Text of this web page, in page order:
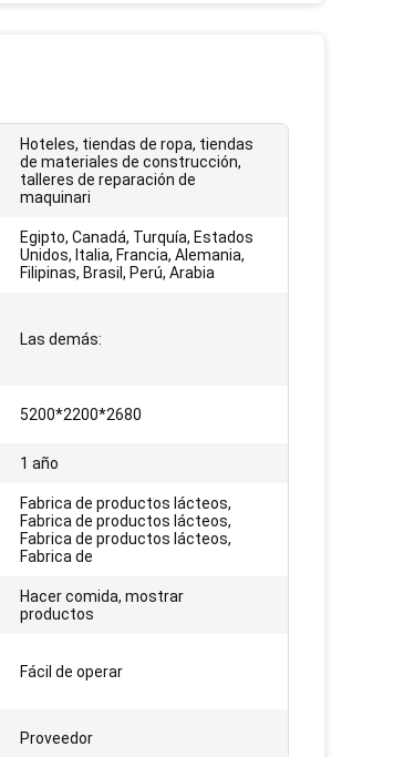
Hoteles, tiendas de ropa, tiendas
de materiales de construcción,
talleres de reparación de
maquinari
Egipto, Canadá, Turquía, Estados
Unidos, Italia, Francia, Alemania,
Filipinas, Brasil, Perú, Arabia
Las demás:
5200*2200*2680
1 año
Fabrica de productos lácteos,
Fabrica de productos lácteos,
Fabrica de productos lácteos,
Fabrica de
Hacer comida, mostrar
productos
Fácil de operar
Proveedor